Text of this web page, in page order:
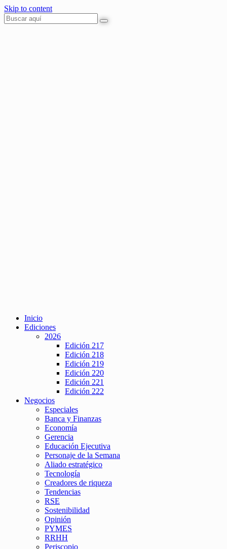
Skip to content
Inicio
Ediciones
2026
Edición 217
Edición 218
Edición 219
Edición 220
Edición 221
Edición 222
Negocios
Especiales
Banca y Finanzas
Economía
Gerencia
Educación Ejecutiva
Personaje de la Semana
Aliado estratégico
Tecnología
Creadores de riqueza
Tendencias
RSE
Sostenibilidad
Opinión
PYMES
RRHH
Periscopio